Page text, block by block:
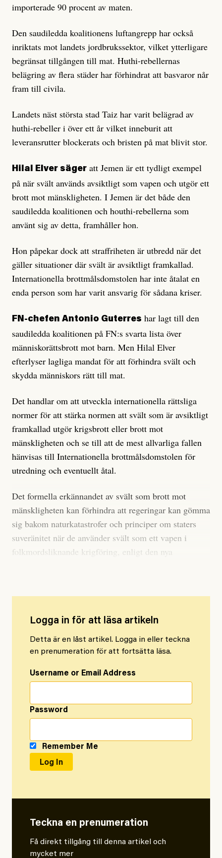
importerade 90 procent av maten.
Den saudiledda koalitionens luftangrepp har också
inriktats mot landets jordbrukssektor, vilket ytterligare
begränsat tillgången till mat. Huthi-rebellernas
belägring av flera städer har förhindrat att basvaror når
fram till civila.
Landets näst största stad Taiz har varit belägrad av
huthi-rebeller i över ett år vilket inneburit att
leveransrutter blockerats och bristen på mat blivit stor.
Hilal Elver säger att Jemen är ett tydligt exempel
på när svält används avsiktligt som vapen och utgör ett
brott mot mänskligheten. I Jemen är det både den
saudiledda koalitionen och houthi-rebellerna som
använt sig av detta, framhåller hon.
Hon påpekar dock att straffriheten är utbredd när det
gäller situationer där svält är avsiktligt framkallad.
Internationella brottmålsdomstolen har inte åtalat en
enda person som har varit ansvarig för sådana kriser.
FN-chefen Antonio Guterres har lagt till den
saudiledda koalitionen på FN:s svarta lista över
människorättsbrott mot barn. Men Hilal Elver
efterlyser lagliga mandat för att förhindra svält och
skydda människors rätt till mat.
Det handlar om att utveckla internationella rättsliga
normer för att stärka normen att svält som är avsiktligt
framkallad utgör krigsbrott eller brott mot
mänskligheten och se till att de mest allvarliga fallen
hänvisas till Internationella brottmålsdomstolen för
utredning och eventuellt åtal.
Det formella erkännandet av svält som brott mot
mänskligheten kan förhindra att regeringar kan gömma
sig bakom naturkatastrofer och principer om staters
suveränitet när de använder svält som ett vapen i
folkmordsliknande krigföring, enligt den nya
Logga in för att läsa artikeln
Detta är en låst artikel. Logga in eller teckna
en prenumeration för att fortsätta läsa.
Username or Email Address
Password
Remember Me
Teckna en prenumeration
Få direkt tillgång till denna artikel och
mycket mer